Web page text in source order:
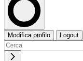
Modifica profilo Logout